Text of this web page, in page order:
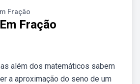
Fração
Fração
além dos matemáticos sabem
a aproximação do seno de um